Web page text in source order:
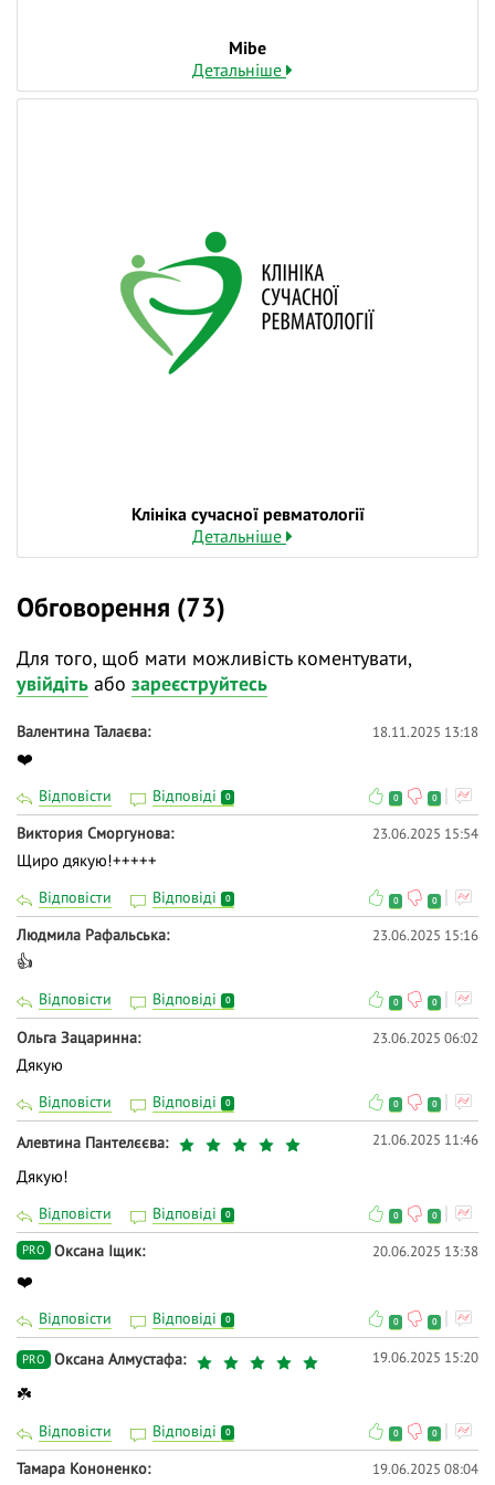
Mibe
Детальніше
Клініка сучасної ревматології
Детальніше
Обговорення (73)
Для того, щоб мати можливість коментувати,
увійдіть або зареєструйтесь
Валентина Талаєва 18.11.2025 13:18
❤️
Відповісти Відповіді 0 0 0
Виктория Сморгунова 23.06.2025 15:54
Щиро дякую!+++++
Відповісти Відповіді 0 0 0
Людмила Рафальська 23.06.2025 15:16
👍
Відповісти Відповіді 0 0 0
Ольга Зацаринна 23.06.2025 06:02
Дякую
Відповісти Відповіді 0 0 0
Алевтина Пантелєєва 21.06.2025 11:46
Дякую!
Відповісти Відповіді 0 0 0
PRO Оксана Іщик 20.06.2025 13:38
❤️
Відповісти Відповіді 0 0 0
PRO Оксана Алмустафа 19.06.2025 15:20
☘️
Відповісти Відповіді 0 0 0
Тамара Кононенко 19.06.2025 08:04